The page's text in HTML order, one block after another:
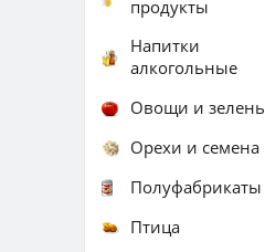
продукты
Напитки
алкогольные
Овощи и зелень
Орехи и семена
Полуфабрикаты
Птица